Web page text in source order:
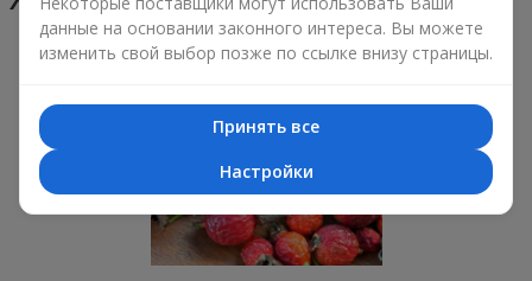
данные на основании законного интереса. Вы можете
изменить свой выбор позже по ссылке внизу страницы.
Принять все
Настройки